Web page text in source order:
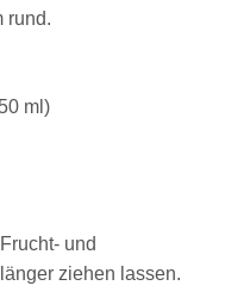
rund.
ml)
und
ziehen lassen.